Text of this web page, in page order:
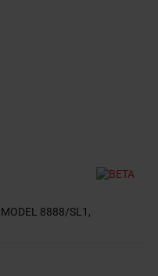
MODEL 8888/SL1,